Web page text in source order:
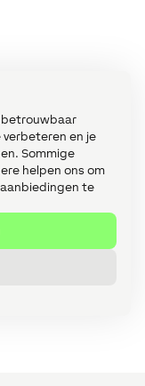
betrouwbaar
en je
Sommige
helpen ons om
te